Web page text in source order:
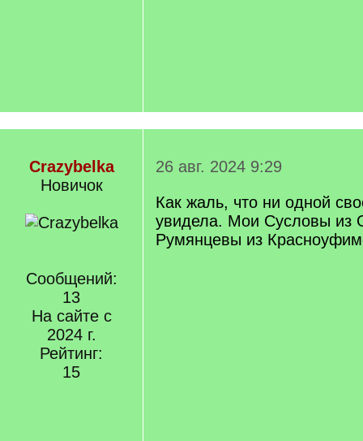
Crazybelka
Новичок
Сообщений:
13
На сайте с
2024 г.
Рейтинг:
15
26 авг. 2024 9:29
Как жаль, что ни одной
увидела. Мои Сусловы из
Румянцевы из